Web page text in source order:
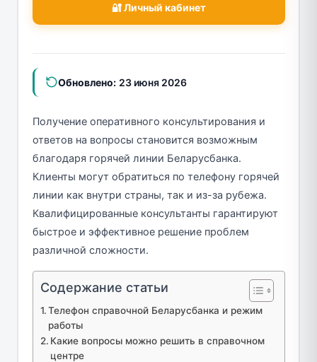
🔐 Личный кабинет
Обновлено: 23 июня 2026
Получение оперативного консультирования и
ответов на вопросы становится возможным
благодаря горячей линии Беларусбанка.
Клиенты могут обратиться по телефону горячей
линии как внутри страны, так и из-за рубежа.
Квалифицированные консультанты гарантируют
быстрое и эффективное решение проблем
различной сложности.
Содержание статьи
Телефон справочной Беларусбанка и режим
работы
Какие вопросы можно решить в справочном
центре